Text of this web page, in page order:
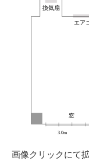
画像クリックにて